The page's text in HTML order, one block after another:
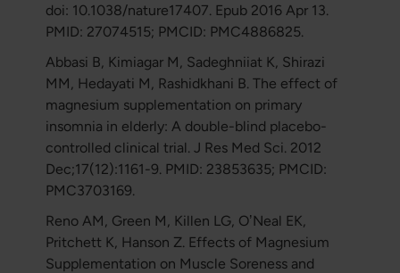
doi: 10.1038/nature17407. Epub 2016 Apr 13.
PMID: 27074515; PMCID: PMC4886825.
Abbasi B, Kimiagar M, Sadeghniiat K, Shirazi
MM, Hedayati M, Rashidkhani B. The effect of
magnesium supplementation on primary
insomnia in elderly: A double-blind placebo-
controlled clinical trial. J Res Med Sci. 2012
Dec;17(12):1161-9. PMID: 23853635; PMCID:
PMC3703169.
Reno AM, Green M, Killen LG, OʼNeal EK,
Pritchett K, Hanson Z. Effects of Magnesium
Supplementation on Muscle Soreness and